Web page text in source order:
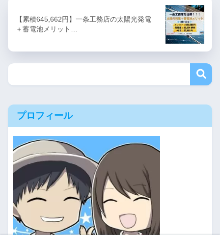
【累積645,662円】一条工務店の太陽光発電
＋蓄電池メリット…
プロフィール